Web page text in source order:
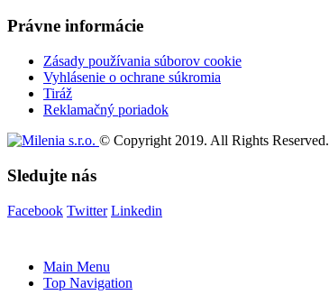
Právne informácie
Zásady používania súborov cookie
Vyhlásenie o ochrane súkromia
Tiráž
Reklamačný poriadok
© Copyright 2019. All Rights Reserved.
Sledujte nás
Facebook Twitter Linkedin
Main Menu
Top Navigation